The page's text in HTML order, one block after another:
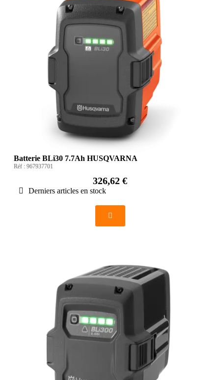
Batterie BLi30 7.7Ah HUSQVARNA
Réf : 967937701
326,62 €
Derniers articles en stock